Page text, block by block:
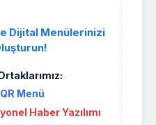
Dijital Menülerinizi
Menü
Haber Yazılımı